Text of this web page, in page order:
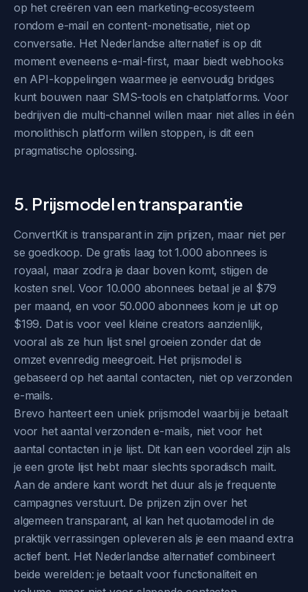
op het creëren van een marketing-ecosysteem
rondom e-mail en content-monetisatie, niet op
conversatie. Het Nederlandse alternatief is op dit
moment eveneens e-mail-first, maar biedt webhooks
en API-koppelingen waarmee je eenvoudig bridges
kunt bouwen naar SMS-tools en chatplatforms. Voor
bedrijven die multi-channel willen maar niet alles in één
monolithisch platform willen stoppen, is dit een
pragmatische oplossing.
5. Prijsmodel en transparantie
ConvertKit is transparant in zijn prijzen, maar niet per
se goedkoop. De gratis laag tot 1.000 abonnees is
royaal, maar zodra je daar boven komt, stijgen de
kosten snel. Voor 10.000 abonnees betaal je al $79
per maand, en voor 50.000 abonnees kom je uit op
$199. Dat is voor veel kleine creators aanzienlijk,
vooral als ze hun lijst snel groeien zonder dat de
omzet evenredig meegroeit. Het prijsmodel is
gebaseerd op het aantal contacten, niet op verzonden
e-mails.
Brevo hanteert een uniek prijsmodel waarbij je betaalt
voor het aantal verzonden e-mails, niet voor het
aantal contacten in je lijst. Dit kan een voordeel zijn als
je een grote lijst hebt maar slechts sporadisch mailt.
Aan de andere kant wordt het duur als je frequente
campagnes verstuurt. De prijzen zijn over het
algemeen transparant, al kan het quotamodel in de
praktijk verrassingen opleveren als je een maand extra
actief bent. Het Nederlandse alternatief combineert
beide werelden: je betaalt voor functionaliteit en